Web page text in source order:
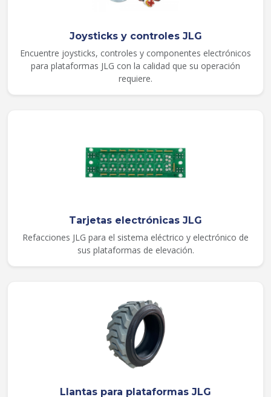
Joysticks y controles JLG
Encuentre joysticks, controles y componentes electrónicos
para plataformas JLG con la calidad que su operación
requiere.
Tarjetas electrónicas JLG
Refacciones JLG para el sistema eléctrico y electrónico de
sus plataformas de elevación.
Llantas para plataformas JLG